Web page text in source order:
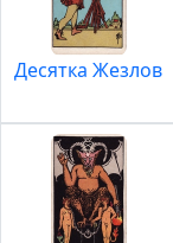
Десятка Жезлов